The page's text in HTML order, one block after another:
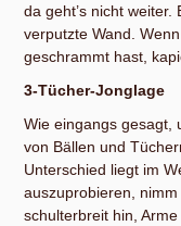
da geht’s nicht
verputzte Wand.
geschrammt hast,
3-Tücher-Jonglage
Wie eingangs gesagt,
von Bällen und
Unterschied liegt im
auszuprobieren,
schulterbreit hin,